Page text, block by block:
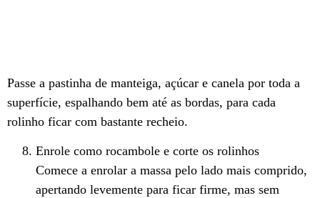
Passe a pastinha de manteiga, açúcar e canela por toda a
superfície, espalhando bem até as bordas, para cada
rolinho ficar com bastante recheio.
Enrole como rocambole e corte os rolinhos
Comece a enrolar a massa pelo lado mais comprido,
apertando levemente para ficar firme, mas sem